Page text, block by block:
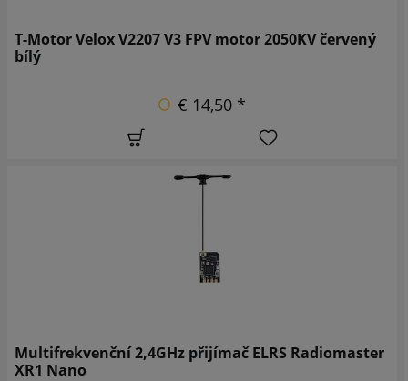
T-Motor Velox V2207 V3 FPV motor 2050KV červený
bílý
€ 14,50 *
Multifrekvenční 2,4GHz přijímač ELRS Radiomaster
XR1 Nano